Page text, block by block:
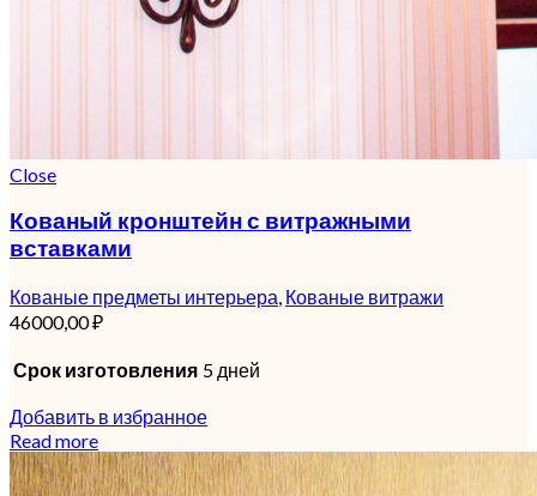
Close
Кованый кронштейн с витражными
вставками
Кованые предметы интерьера, Кованые витражи
46000,00₽
Срок изготовления 5 дней
Добавить в избранное
Read more